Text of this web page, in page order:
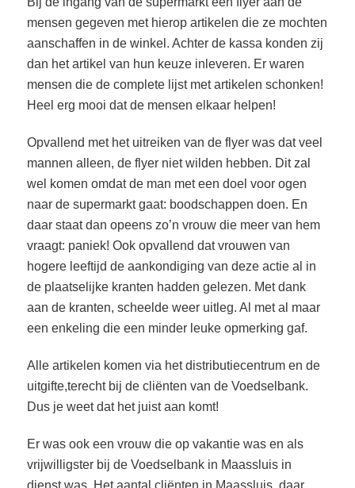
mensen gegeven met hierop artikelen die ze mochten
aanschaffen in de winkel. Achter de kassa konden zij
dan het artikel van hun keuze inleveren. Er waren
mensen die de complete lijst met artikelen schonken!
Heel erg mooi dat de mensen elkaar helpen!
Opvallend met het uitreiken van de flyer was dat veel
mannen alleen, de flyer niet wilden hebben. Dit zal
wel komen omdat de man met een doel voor ogen
naar de supermarkt gaat: boodschappen doen. En
daar staat dan opeens zo’n vrouw die meer van hem
vraagt: paniek! Ook opvallend dat vrouwen van
hogere leeftijd de aankondiging van deze actie al in
de plaatselijke kranten hadden gelezen. Met dank
aan de kranten, scheelde weer uitleg. Al met al maar
een enkeling die een minder leuke opmerking gaf.
Alle artikelen komen via het distributiecentrum en de
uitgifte,terecht bij de cliënten van de Voedselbank.
Dus je weet dat het juist aan komt!
Er was ook een vrouw die op vakantie was en als
vrijwilligster bij de Voedselbank in Maassluis in